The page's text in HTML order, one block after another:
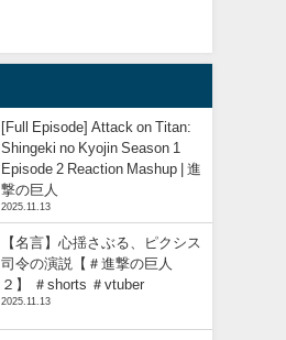
[Full Episode] Attack on Titan:
Shingeki no Kyojin Season 1
Episode 2 Reaction Mashup | 進
撃の巨人
2025.11.13
【名言】心揺さぶる、ピクシス
司令の演説【＃進撃の巨人
２】 ＃shorts ＃vtuber
2025.11.13